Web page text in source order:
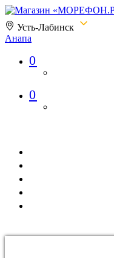
Усть-Лабинск
Анапа
Магазин «МОРЕФОН.РФ»
0
0